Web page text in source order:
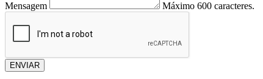
Mensagem Máximo 600 caracteres.
ENVIAR